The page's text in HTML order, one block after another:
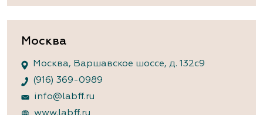
Москва
Москва, Варшавское шоссе, д. 132с9
(916) 369-0989
info@labff.ru